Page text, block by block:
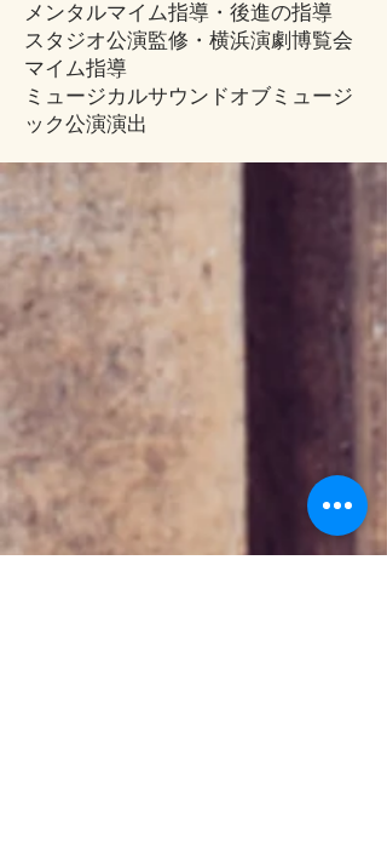
メンタルマイム指導・後進の指導
スタジオ公演監修・横浜演劇博覧会
マイム指導
​ミュージカルサウンドオブミュージ
ック公演演出